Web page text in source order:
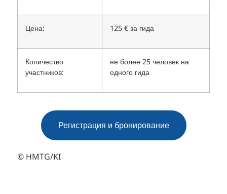
Цена: 125 € за гида
Количество
участников:
не более 25 человек на
одного гида
Регистрация и бронирование
© HMTG/KI